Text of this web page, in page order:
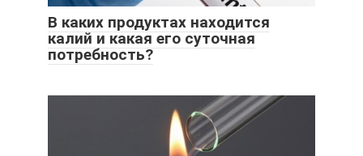
В каких продуктах находится
калий и какая его суточная
потребность?